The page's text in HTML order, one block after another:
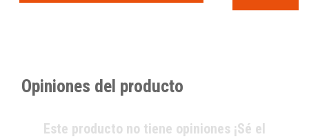
Opiniones del producto
Este producto no tiene opiniones ¡Sé el